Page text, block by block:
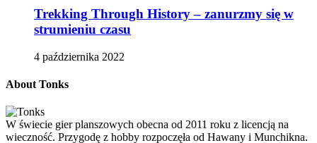
Trekking Through History – zanurzmy się w
strumieniu czasu
4 października 2022
About Tonks
W świecie gier planszowych obecna od 2011 roku z licencją na
wieczność. Przygodę z hobby rozpoczęła od Hawany i Munchikna.